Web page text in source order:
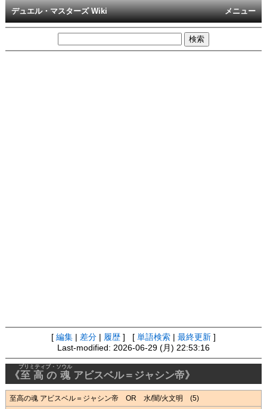
メニュー
デュエル・マスターズ Wiki
[ 編集 差分 履歴 ] [ 単語検索 最終更新 ]
Last-modified: 2026-06-29 (月) 22:53:16
《至高の魂
プリミティブ・ソウル
アビスベル＝ジャシン帝》
至高の魂 アビスベル＝ジャシン帝 OR 水/闇/火文明 (5)